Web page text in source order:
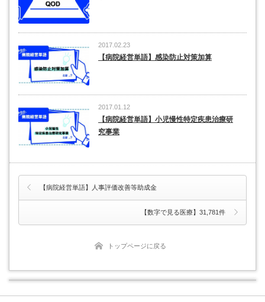
2017.02.23
【病院経営単語】感染防止対策加算
2017.01.12
【病院経営単語】小児慢性特定疾患治療研
究事業
【病院経営単語】人事評価改善等助成金
【数字で見る医療】31,781件
トップページに戻る